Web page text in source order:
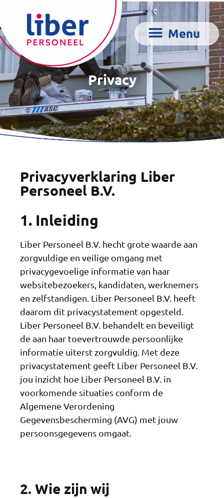
Privacy
Privacyverklaring Liber
Personeel B.V.
1. Inleiding
Liber Personeel B.V. hecht grote waarde aan
zorgvuldige en veilige omgang met
privacygevoelige informatie van haar
websitebezoekers, kandidaten, werknemers
en zelfstandigen. Liber Personeel B.V. heeft
daarom dit privacystatement opgesteld.
Liber Personeel B.V. behandelt en beveiligt
de aan haar toevertrouwde persoonlijke
informatie uiterst zorgvuldig. Met deze
privacystatement geeft Liber Personeel B.V.
jou inzicht hoe Liber Personeel B.V. in
voorkomende situaties conform de
Algemene Verordening
Gegevensbescherming (AVG) met jouw
persoonsgegevens omgaat.
2. Wie zijn wij